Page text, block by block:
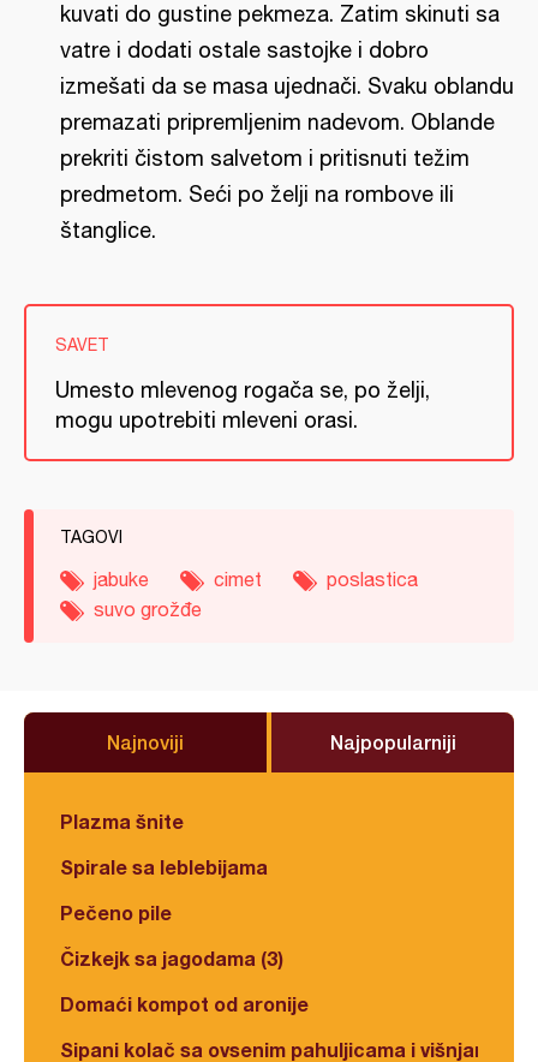
kuvati do gustine pekmeza. Zatim skinuti sa
vatre i dodati ostale sastojke i dobro
izmešati da se masa ujednači. Svaku oblandu
premazati pripremljenim nadevom. Oblande
prekriti čistom salvetom i pritisnuti težim
predmetom. Seći po želji na rombove ili
štanglice.
SAVET
Umesto mlevenog rogača se, po želji,
mogu upotrebiti mleveni orasi.
TAGOVI
jabuke cimet
poslastica
suvo grožđe
Najnoviji Najpopularniji
Plazma šnite
Spirale sa leblebijama
Pečeno pile
Čizkejk sa jagodama (3)
Domaći kompot od aronije
Sipani kolač sa ovsenim pahuljicama i višnjama